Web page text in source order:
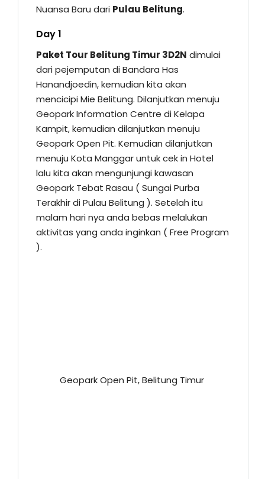
Nuansa Baru dari Pulau Belitung.
Day 1
Paket Tour Belitung Timur 3D2N dimulai
dari pejemputan di Bandara Has
Hanandjoedin, kemudian kita akan
mencicipi Mie Belitung. Dilanjutkan menuju
Geopark Information Centre di Kelapa
Kampit, kemudian dilanjutkan menuju
Geopark Open Pit. Kemudian dilanjutkan
menuju Kota Manggar untuk cek in Hotel
lalu kita akan mengunjungi kawasan
Geopark Tebat Rasau ( Sungai Purba
Terakhir di Pulau Belitung ). Setelah itu
malam hari nya anda bebas melalukan
aktivitas yang anda inginkan ( Free Program
).
Geopark Open Pit, Belitung Timur